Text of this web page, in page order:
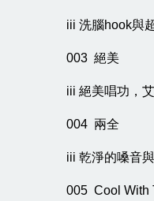
iii 洗腦hook與
003 絕美
iii 絕美唱功，
004 兩全
iii 乾淨的嗓音
005 Cool With